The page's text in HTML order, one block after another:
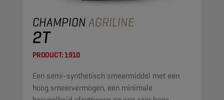
CHAMPIONAGRILINE
2T
PRODUCT:1910
Een semi-synthetisch smeermiddel met een
hoog smeervermogen, een minimale